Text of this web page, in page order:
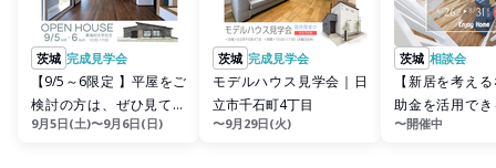
茨城 完成見学会
【9/5～6限定 】平屋をご
検討の方は、ぜひ見てい
ただきたい一邸
9月5日(土)〜9月6日(日)
茨城 完成見学会
モデルハウス見学会｜日
立市千石町4丁目
〜9月29日(火)
茨城 相談会
【新居を考え
助金を活用で
ススメ】家づく
〜開催中